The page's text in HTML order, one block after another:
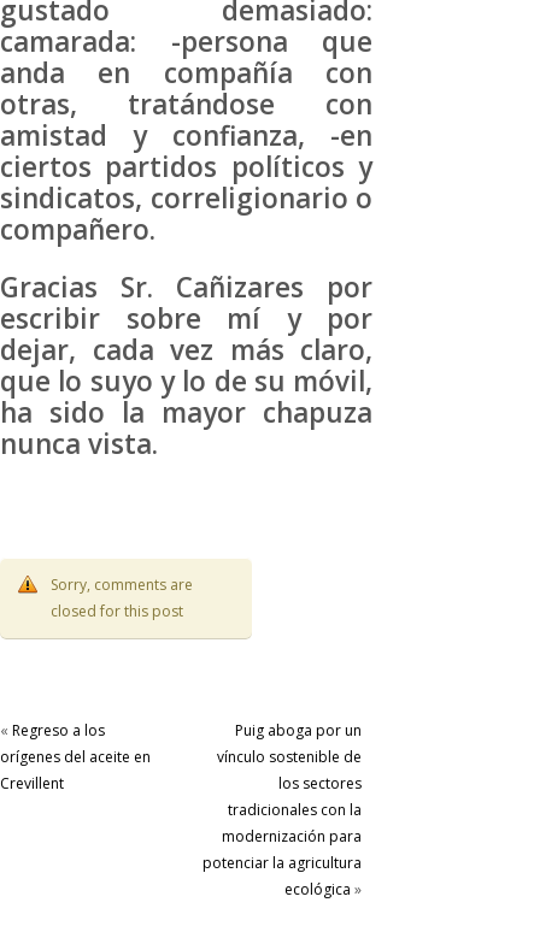
gustado demasiado:
camarada: -persona que
anda en compañía con
otras, tratándose con
amistad y confianza, -en
ciertos partidos políticos y
sindicatos, correligionario o
compañero.
Gracias Sr. Cañizares por
escribir sobre mí y por
dejar, cada vez más claro,
que lo suyo y lo de su móvil,
ha sido la mayor chapuza
nunca vista.
Sorry, comments are
closed for this post
« Regreso a los
orígenes del aceite en
Crevillent
Puig aboga por un
vínculo sostenible de
los sectores
tradicionales con la
modernización para
potenciar la agricultura
ecológica »